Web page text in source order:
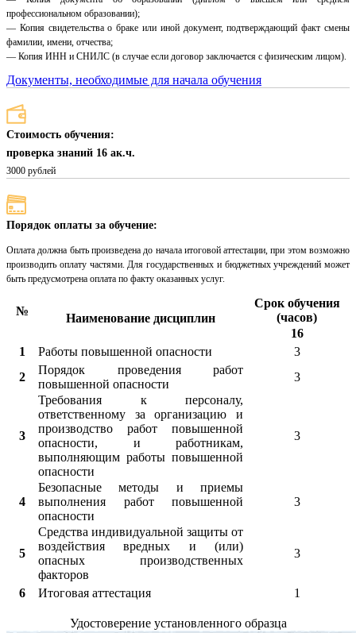
профессиональном образовании);
— Копия свидетельства о браке или иной документ, подтверждающий факт смены
фамилии, имени, отчества;
— Копия ИНН и СНИЛС (в случае если договор заключается с физическим лицом).
Документы, необходимые для начала обучения
Стоимость обучения:
проверка знаний 16 ак.ч.
3000 рублей
Порядок оплаты за обучение:
Оплата должна быть произведена до начала итоговой аттестации, при этом возможно
производить оплату частями. Для государственных и бюджетных учреждений может
быть предусмотрена оплата по факту оказанных услуг.
№
Наименование дисциплин
Срок обучения
(часов)
16
1
Работы повышенной опасности
3
2
Порядок проведения работ
повышенной опасности
3
3
Требования к персоналу,
ответственному за организацию и
производство работ повышенной
опасности, и работникам,
выполняющим работы повышенной
опасности
3
4
Безопасные методы и приемы
выполнения работ повышенной
опасности
3
5
Средства индивидуальной защиты от
воздействия вредных и (или)
опасных производственных
факторов
3
6 Итоговая аттестация 1
Удостоверение установленного образца